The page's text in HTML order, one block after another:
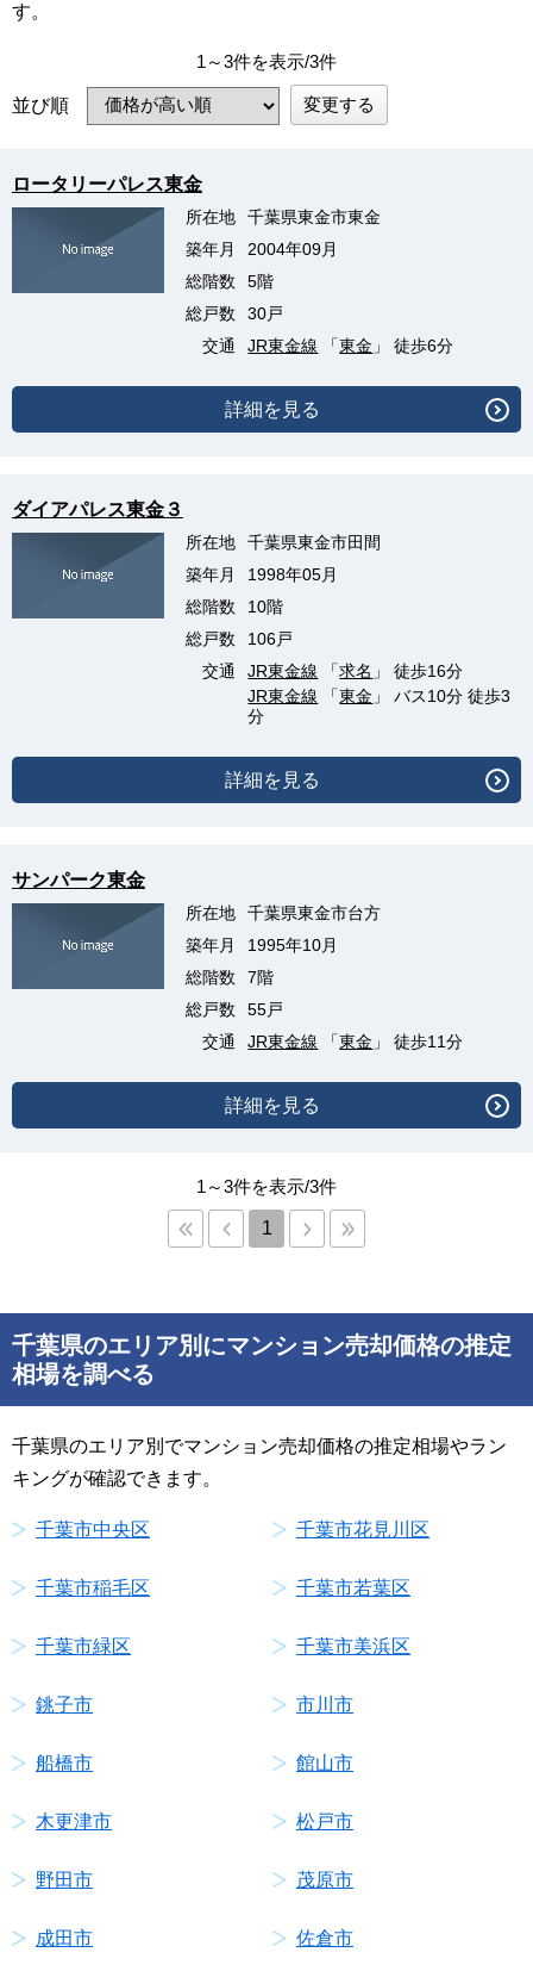
す。
1～3件を表示/3件
並び順 変更する
ロータリーパレス東金
所在地
千葉県東金市東金
築年月
2004年09月
総階数
5階
総戸数
30戸
交通
JR東金線 「東金 」 徒歩6分
詳細を見る
ダイアパレス東金３
所在地
千葉県東金市田間
築年月
1998年05月
総階数
10階
総戸数
106戸
交通
JR東金線 「求名 」 徒歩16分
JR東金線 「東金 」 バス10分 徒歩3
分
詳細を見る
サンパーク東金
所在地
千葉県東金市台方
築年月
1995年10月
総階数
7階
総戸数
55戸
交通
JR東金線 「東金 」 徒歩11分
詳細を見る
1～3件を表示/3件
1
千葉県のエリア別にマンション売却価格の推定
相場を調べる
千葉県のエリア別でマンション売却価格の推定相場やラン
キングが確認できます。
千葉市中央区 千葉市花見川区
千葉市稲毛区 千葉市若葉区
千葉市緑区 千葉市美浜区
銚子市 市川市
船橋市 館山市
木更津市 松戸市
野田市 茂原市
成田市 佐倉市